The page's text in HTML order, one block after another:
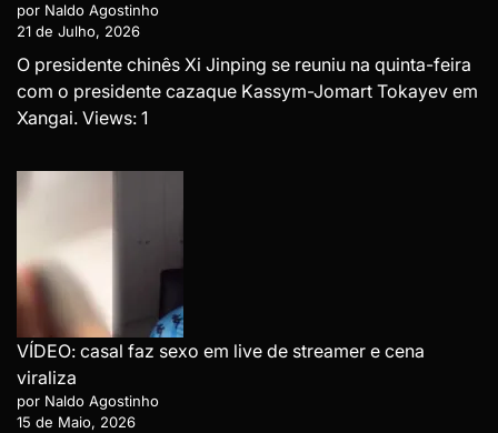
por Naldo Agostinho
21 de Julho, 2026
O presidente chinês Xi Jinping se reuniu na quinta-feira
com o presidente cazaque Kassym-Jomart Tokayev em
Xangai. Views: 1
VÍDEO: casal faz sexo em live de streamer e cena
viraliza
por Naldo Agostinho
15 de Maio, 2026